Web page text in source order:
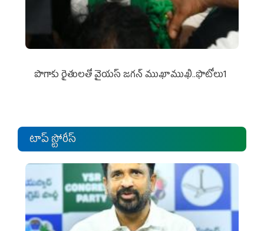
పొగాకు రైతుల‌తో వైయ‌స్ జ‌గ‌న్ ముఖాముఖి..ఫొటోలు1
టాప్ స్టోరీస్